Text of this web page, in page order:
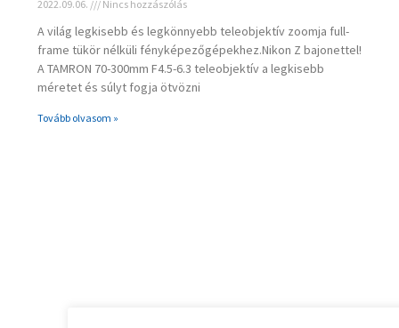
2022.09.06. Nincs hozzászólás
A világ legkisebb és legkönnyebb teleobjektív zoomja full-
frame tükör nélküli fényképezőgépekhez.Nikon Z bajonettel!​
A TAMRON 70-300mm F4.5-6.3 teleobjektív a legkisebb
méretet és súlyt fogja ötvözni
Tovább olvasom »